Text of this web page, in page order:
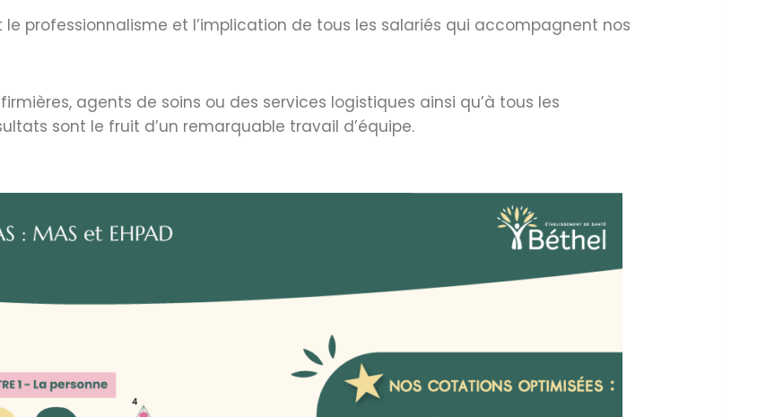
le professionnalisme et l’implication de tous les salariés qui accompagnent nos
agents de soins ou des services logistiques ainsi qu’à tous les
sont le fruit d’un remarquable travail d’équipe.